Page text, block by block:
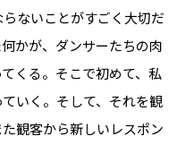
ないことがすごく大切だ
かが、ダンサーたちの肉
くる。そこで初めて、私
いく。そして、それを観
観客から新しいレスポン